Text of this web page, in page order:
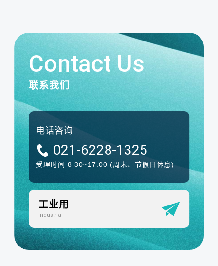
Contact Us
联系我们
电话咨询
021-6228-1325
受理时间 8:30~17:00 (周末、节假日休息)
工业用
Industrial